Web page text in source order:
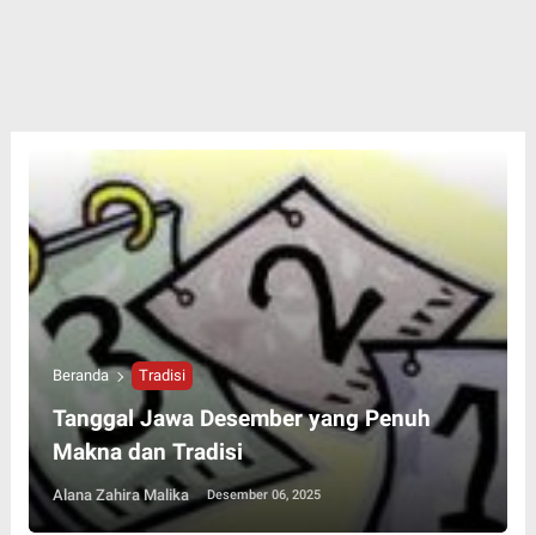
Beranda Tradisi
Tanggal Jawa Desember yang Penuh
Makna dan Tradisi
Alana Zahira Malika Desember 06, 2025